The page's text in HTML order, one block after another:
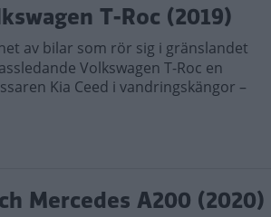
T-Roc (2019)
av bilar som rör sig i gränslandet
Volkswagen T-Roc en
Kia Ceed i vandringskängor –
Mercedes A200 (2020)